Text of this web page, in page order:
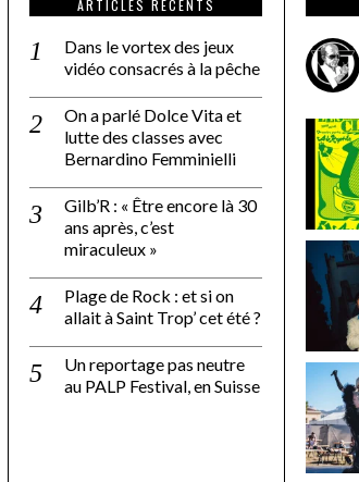
ARTICLES RÉCENTS
Dans le vortex des jeux
vidéo consacrés à la pêche
On a parlé Dolce Vita et
lutte des classes avec
Bernardino Femminielli
Gilb’R : « Être encore là 30
ans après, c’est
miraculeux »
Plage de Rock : et si on
allait à Saint Trop’ cet été ?
Un reportage pas neutre
au PALP Festival, en Suisse